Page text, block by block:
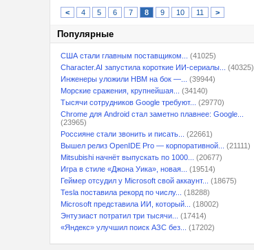
< 4 5 6 7 8 9 10 11 >
Популярные
США стали главным поставщиком...
(41025)
Character.AI запустила короткие ИИ-сериалы...
(40325)
Инженеры уложили HBM на бок —...
(39944)
Морские сражения, крупнейшая...
(34140)
Тысячи сотрудников Google требуют...
(29770)
Chrome для Android стал заметно плавнее: Google...
(23965)
Россияне стали звонить и писать...
(22661)
Вышел релиз OpenIDE Pro — корпоративной...
(21111)
Mitsubishi начнёт выпускать по 1000...
(20677)
Игра в стиле «Джона Уика», новая...
(19514)
Геймер отсудил у Microsoft свой аккаунт...
(18675)
Tesla поставила рекорд по числу...
(18288)
Microsoft представила ИИ, который...
(18002)
Энтузиаст потратил три тысячи...
(17414)
«Яндекс» улучшил поиск АЗС без...
(17202)